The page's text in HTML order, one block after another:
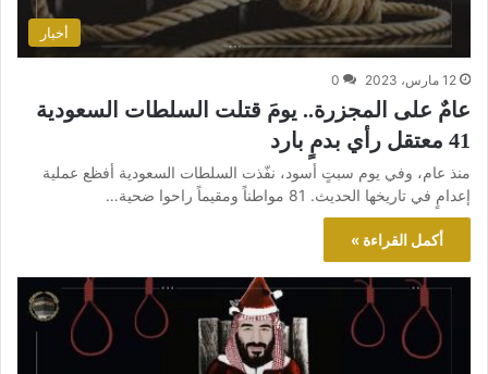
أخبار
12 مارس، 2023 0
عامٌ على المجزرة.. يومَ قتلت السلطات السعودية
41 معتقل رأي بدمٍ بارد
منذ عام، وفي يوم سبتٍ أسود، نفّذت السلطات السعودية أفظع عملية
إعدامٍ في تاريخها الحديث. 81 مواطناً ومقيماً راحوا ضحية…
أكمل القراءة »